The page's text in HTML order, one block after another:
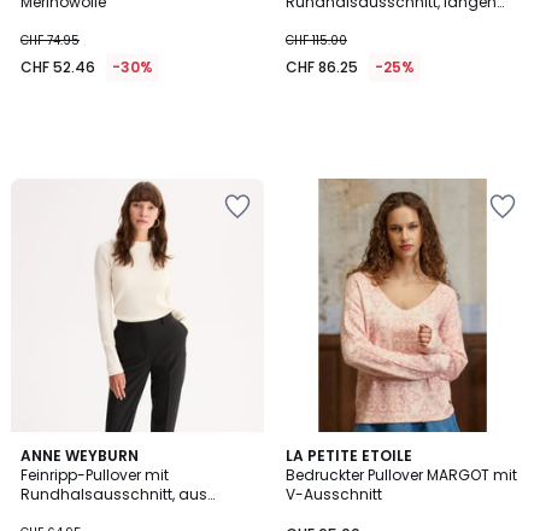
CHF 74.95
CHF 52.46 -30%
CHF 115.00
CHF 86.25 -25%
ANNE WEYBURN
Feinripp-Pullover mit
Rundhalsausschnitt, aus
4.7
/ 5
LA PETITE ETOILE
Bedruckter Pullover MARGOT mit
V-Ausschnitt